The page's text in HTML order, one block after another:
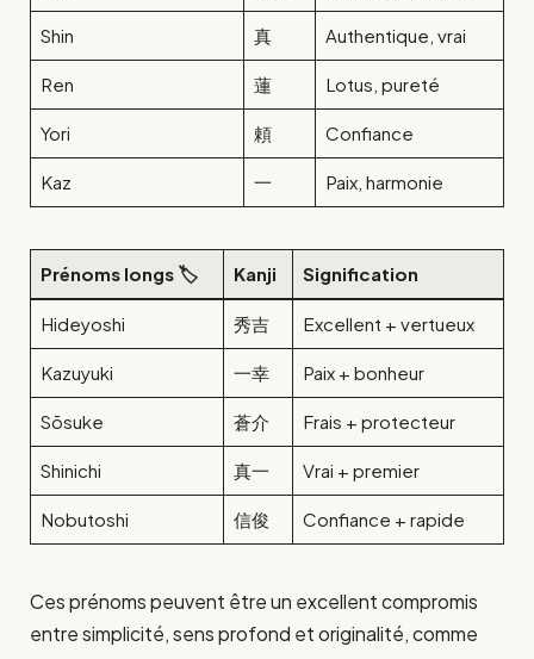
Shin 真 Authentique, vrai
Ren 蓮 Lotus, pureté
Yori 頼 Confiance
Kaz 一 Paix, harmonie
Prénoms longs 🏷️ Kanji Signification
Hideyoshi 秀吉 Excellent + vertueux
Kazuyuki 一幸 Paix + bonheur
Sōsuke 蒼介 Frais + protecteur
Shinichi 真一 Vrai + premier
Nobutoshi 信俊 Confiance + rapide
Ces prénoms peuvent être un excellent compromis
entre simplicité, sens profond et originalité, comme